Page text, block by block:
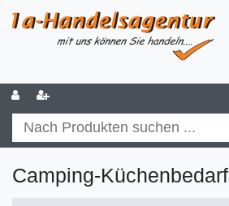
Camping-Küchenbedarf